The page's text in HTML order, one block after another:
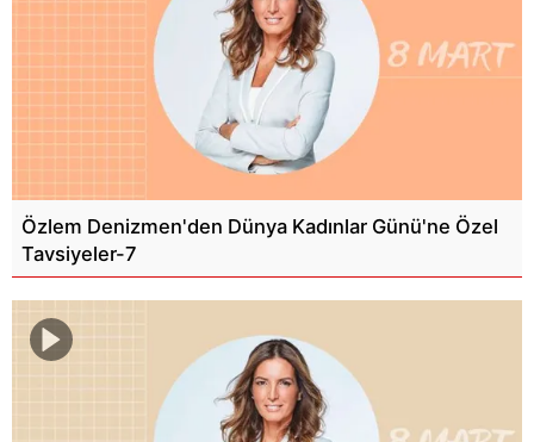
Özlem Denizmen'den Dünya Kadınlar Günü'ne Özel
Tavsiyeler-7